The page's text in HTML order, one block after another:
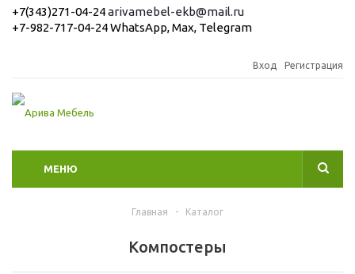
+7(343)271-04-24arivamebel-ekb@mail.ru
+7-982-717-04-24 WhatsApp, Max, Telegram
Вход Регистрация
МЕНЮ
Главная - Каталог
Компостеры